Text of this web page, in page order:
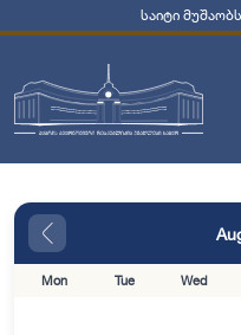
საიტი
Mon Tue Wed